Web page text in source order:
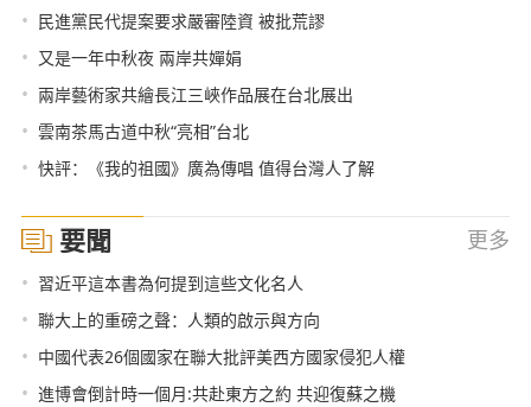
• 民進黨民代提案要求嚴審陸資 被批荒謬
• 又是一年中秋夜 兩岸共嬋娟
• 兩岸藝術家共繪長江三峽作品展在台北展出
• 雲南茶馬古道中秋“亮相”台北
• 快評：《我的祖國》廣為傳唱 值得台灣人了解
要聞 更多
• 習近平這本書為何提到這些文化名人
• 聯大上的重磅之聲：人類的啟示與方向
• 中國代表26個國家在聯大批評美西方國家侵犯人權
• 進博會倒計時一個月:共赴東方之約 共迎復蘇之機